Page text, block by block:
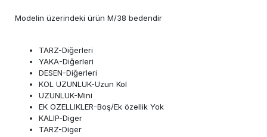
Modelin üzerindeki ürün M/38 bedendir
TARZ-Diğerleri
YAKA-Diğerleri
DESEN-Diğerleri
KOL UZUNLUK-Uzun Kol
UZUNLUK-Mini
EK OZELLIKLER-Boş/Ek özellik Yok
KALIP-Diger
TARZ-Diger